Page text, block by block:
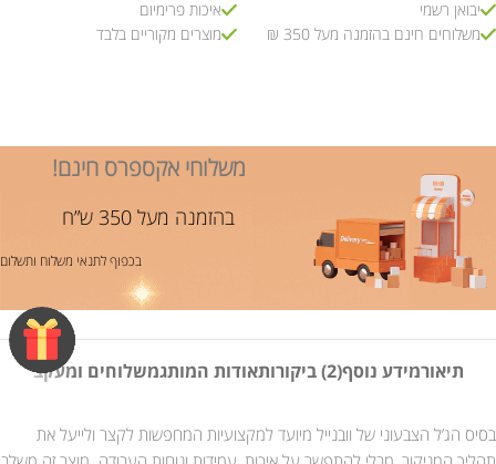
יבואן רשמי
משלוחים חינם בהזמנה מעל 350 ₪
איכות פרימיום
מוצרים מקוריים בלבד
משלוחי אקספרס חינם!
בהזמנה מעל 350 ש”ח
בכפוף לתנאי משלוח ותשלום
תיאורמידע נוסף(2) ביקורות אודות המותגמשלוחים ומעקב
בסיס הג’ל הצבעוני של וובנייל מיועד למקצועיות המחפשות לקצר ולייעל את